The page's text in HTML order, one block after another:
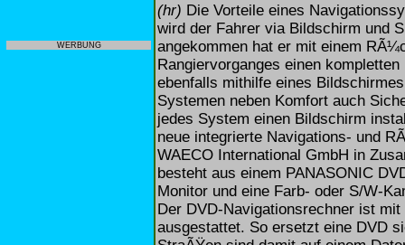
WERBUNG
(hr) Die Vorteile eines
wird der Fahrer via Bildschirm und
angekommen hat er mit einem
Rangiervorganges einen
ebenfalls mithilfe eines
Systemen neben Komfort auch
jedes System einen Bildschirm
neue integrierte Navigations- und
WAECO International GmbH in
besteht aus einem PANASONIC
Monitor und eine Farb- oder S/W-
Der DVD-Navigationsrechner ist
ausgestattet. So ersetzt eine DVD